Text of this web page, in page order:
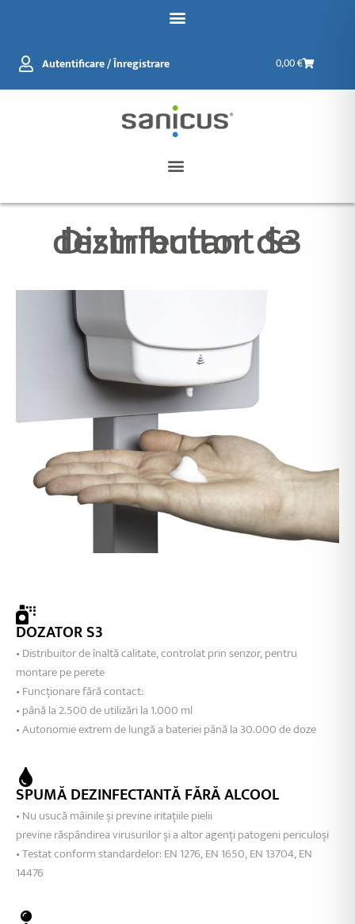
Autentificare / Înregistrare 0,00€Coș
de
Distribuitor de dezinfectant S3
DOZATOR S3
• Distribuitor de înaltă calitate, controlat prin senzor, pentru
montare pe perete
• Funcționare fără contact:
• până la 2.500 de utilizări la 1.000 ml
• Autonomie extrem de lungă a bateriei până la 30.000 de doze
SPUMĂ DEZINFECTANTĂ FĂRĂ ALCOOL
• Nu usucă mâinile și previne iritațiile pielii
previne răspândirea virusurilor și a altor agenți patogeni periculoși
• Testat conform standardelor: EN 1276, EN 1650, EN 13704, EN
14476